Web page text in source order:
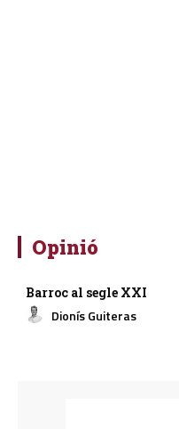
Opinió
Barroc al segle XXI
Dionís Guiteras